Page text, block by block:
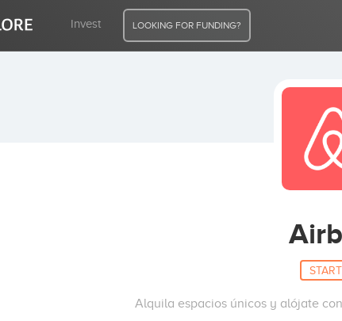
Invest LOOKING FOR FUNDING?
Alquila espacios únicos y alójate